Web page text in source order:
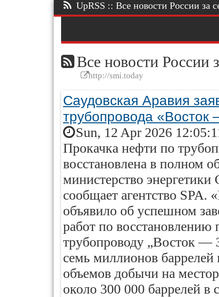
UpRSS :: Все новости России за
Все новости России
http://smi.today
Саудовская Аравия
трубопровода
Sun, 12 Apr 2026
Прокачка нефти по
восстановлена в полном
министерство
сообщает агентство SPA.
объявило об успешном
работ по
трубопроводу „Восток —
семь миллионов
объемов добычи на
около 300 000 баррелей в